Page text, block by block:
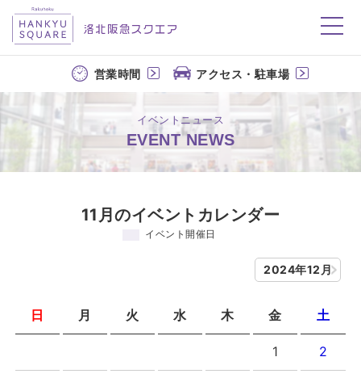
洛北阪急スクエア
営業時間 アクセス・駐車場
イベントニュース
EVENT NEWS
11月のイベントカレンダー
イベント開催日
2024年12月
日 月 火 水 木 金 土
1 2